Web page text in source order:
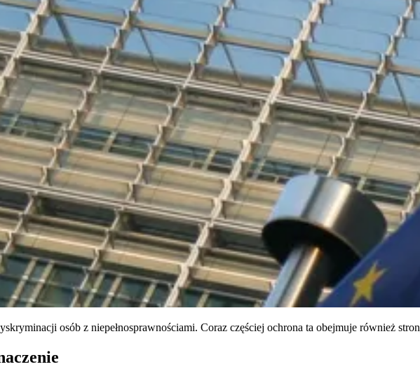
osób z niepełnosprawnościami. Coraz częściej ochrona ta obejmuje również